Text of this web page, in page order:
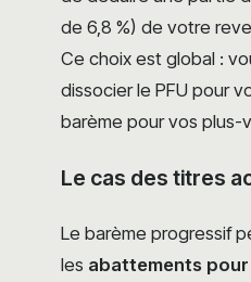
de 6,8 %) de votre
Ce choix est global :
dissocier le PFU pour
barème pour vos plus-
Le cas des titres
Le barème progressif
les abattements